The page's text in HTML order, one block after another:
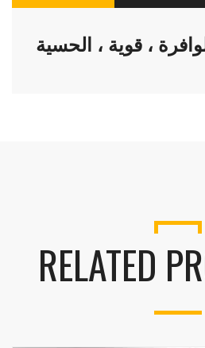
، قوية ، الحسية
RELATED